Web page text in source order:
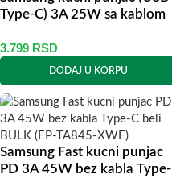
Type-C) 3A 25W sa kablom
3.799 RSD
DODAJ U KORPU
Samsung Fast kucni punjac
PD 3A 45W bez kabla Type-